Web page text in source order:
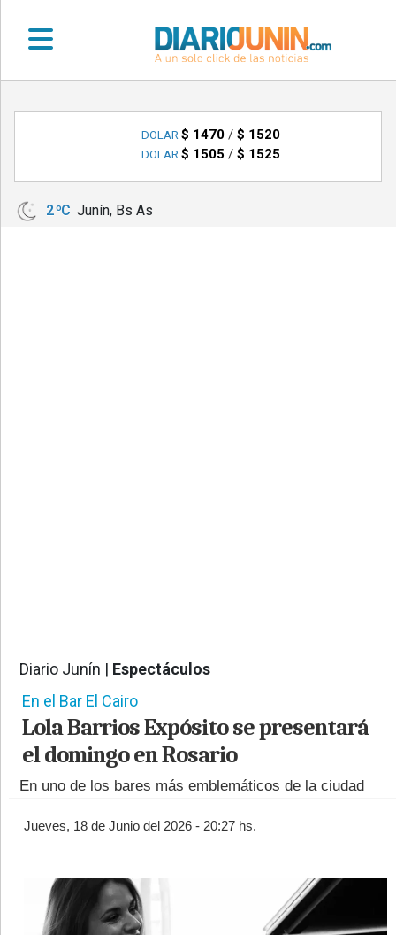
•
LOCALES
•
©2007/2026
DOLAR $ 1470/ $ 1520
DOLAR $ 1505 / $ 1525
2 ºC Junín, Bs As
Diario Junín | Espectáculos
En el Bar El Cairo
Lola Barrios Expósito se presentará
el domingo en Rosario
En uno de los bares más emblemáticos de la ciudad
Jueves, 18 de Junio del 2026 - 20:27 hs.